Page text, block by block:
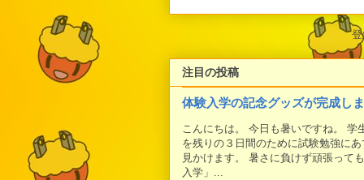
注目の投稿
体験入学の記念グッズが完成し
こんにちは。 今日も暑いですね。 学
を残りの３日間のために試験勉強に
見かけます。 暑さに負けず頑張って
入学」...